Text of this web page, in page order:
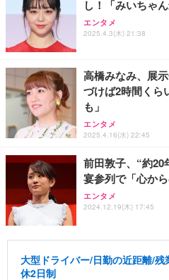
し！「みいちゃ
エンタメ
2025.4.3(木) 21:38
高橋みなみ、展
づけば2時間くら
も」
エンタメ
2025.4.16(水) 22:45
前田敦子、“約20
宴参列で「心か
エンタメ
2024.12.19(木) 17:45
大型ドライバー/日勤の近距離/
休2日制